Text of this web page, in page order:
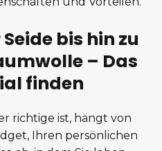
bis hin zu
– Das
finden
richtige ist, hängt von
Ihren persönlichen